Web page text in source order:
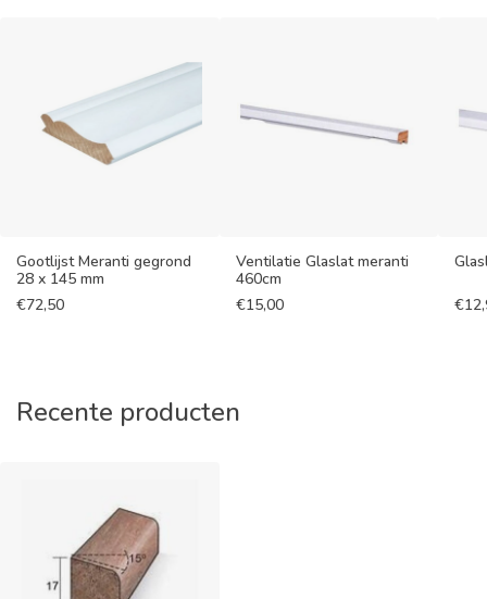
Gootlijst Meranti gegrond
28 x 145 mm
€72,50
Ventilatie Glaslat meranti
460cm
€15,00 €
Recente producten